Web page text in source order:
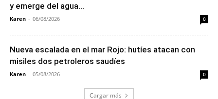
y emerge del agua...
Karen - 06/08/2026 0
Nueva escalada en el mar Rojo: hutíes atacan con
misiles dos petroleros saudíes
Karen - 05/08/2026 0
Cargar más